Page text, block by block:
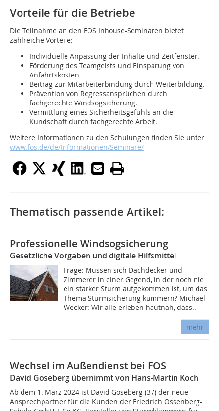
Vorteile für die Betriebe
Die Teilnahme an den FOS Inhouse-Seminaren bietet
zahlreiche Vorteile:
Individuelle Anpassung der Inhalte und Zeitfenster.
Förderung des Teamgeists und Einsparung von
Anfahrtskosten.
Beitrag zur Mitarbeiterbindung durch Weiterbildung.
Prävention von Regressansprüchen durch
fachgerechte Windsogsicherung.
Vermittlung eines Sicherheitsgefühls an die
Kundschaft durch fachgerechte Arbeit.
Weitere Informationen zu den Schulungen finden Sie unter
www.fos.de/de/Informationen/Seminare/
Thematisch passende Artikel:
Professionelle Windsogsicherung
Gesetzliche Vorgaben und digitale Hilfsmittel
Frage: Müssen sich Dachdecker und
Zimmerer in einer Gegend, in der noch nie
ein starker Sturm aufgekommen ist, um das
Thema Sturmsicherung kümmern? Michael
Wecker: Wir alle erleben hautnah, dass...
mehr
Wechsel im Außendienst bei FOS
David Goseberg übernimmt von Hans-Martin Koch
Ab dem 1. März 2024 ist David Goseberg (37) der neue
Ansprechpartner für die Kunden der Friedrich Ossenberg-